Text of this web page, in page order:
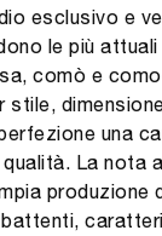
esclusivo e
le più
comò e
stile,
una
La nota
produzione